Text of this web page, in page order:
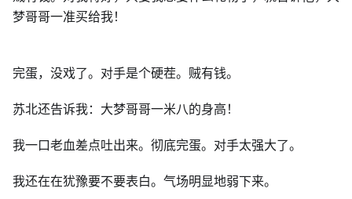
梦哥哥一准买给我！
完蛋，没戏了。对手是个硬茬。贼有钱。
苏北还告诉我：大梦哥哥一米八的身高！
我一口老血差点吐出来。彻底完蛋。对手太强大了。
我还在在犹豫要不要表白。气场明显地弱下来。